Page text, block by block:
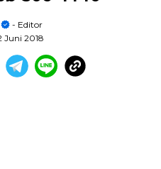
- Editor
Juni 2018